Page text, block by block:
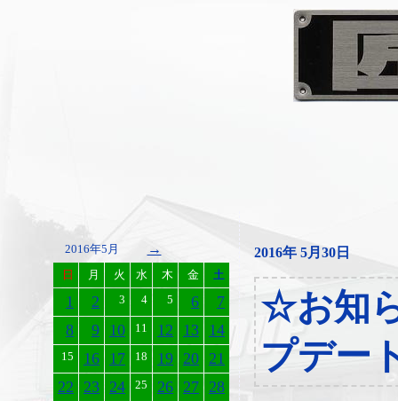
2016年5月 →
日 月 火 水 木 金 土
1 2 3 4 5 6
7
8
9 10 11 12 13 14
15 16 17 18 19 20 21
22 23 24 25 26 27 28
2016年 5月30日
☆お知
プデー